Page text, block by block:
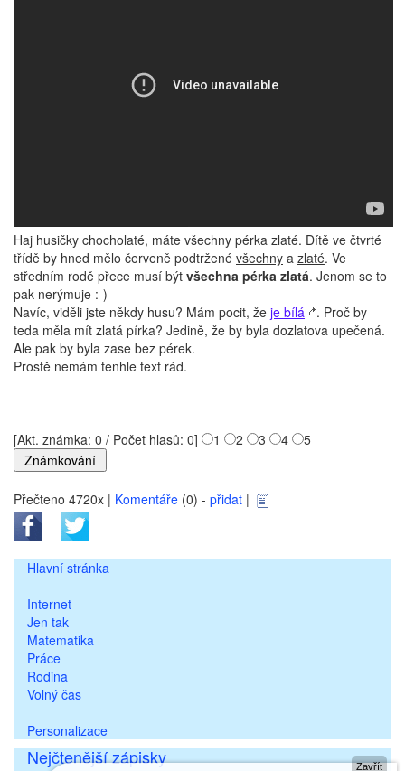
Haj husičky chocholaté, máte všechny pérka zlaté. Dítě ve čtvrté
třídě by hned mělo červeně podtržené všechny a zlaté. Ve
středním rodě přece musí být všechna pérka zlatá. Jenom se to
pak nerýmuje :-)
Navíc, viděli jste někdy husu? Mám pocit, že je bílá
. Proč by
teda měla mít zlatá pírka? Jedině, že by byla dozlatova upečená.
Ale pak by byla zase bez pérek.
Prostě nemám tenhle text rád.
[Akt. známka: 0 / Počet hlasů: 0] 1 2 3 4 5
Přečteno 4720x | Komentáře (0) - přidat |
Hlavní stránka
Internet
Jen tak
Matematika
Práce
Rodina
Volný čas
Personalizace
Nejčtenější zápisky Zavřít